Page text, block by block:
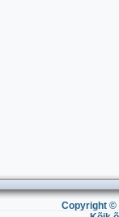
Copyright ©